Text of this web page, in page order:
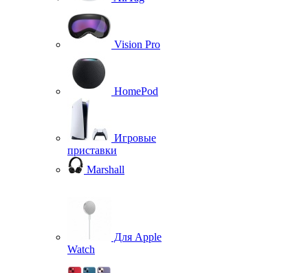
Vision Pro
HomePod
Игровые
приставки
Marshall
Для Apple
Watch